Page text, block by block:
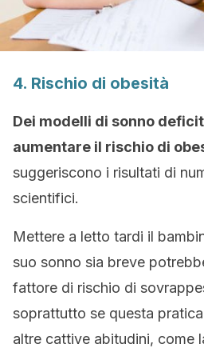
4. Rischio di obesità
Dei modelli di sonno
aumentare il rischio di
suggeriscono i risultati di
scientifici.
Mettere a letto tardi il
suo sonno sia breve
fattore di rischio di
soprattutto se questa
altre cattive abitudini, come